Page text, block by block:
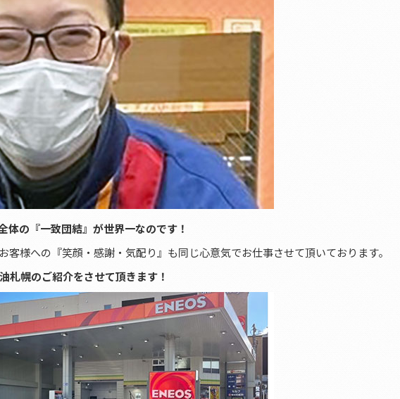
体の『一致団結』が世界一なのです！
客様への『笑顔・感謝・気配り』も同じ心意気でお仕事させて頂いております。
札幌のご紹介をさせて頂きます！